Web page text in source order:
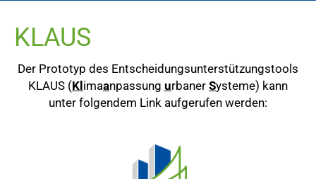
KLAUS
Der Prototyp des Entscheidungsunterstützungstools
KLAUS (Kl imaanpassung urbaner Systeme) kann
unter folgendem Link aufgerufen werden: